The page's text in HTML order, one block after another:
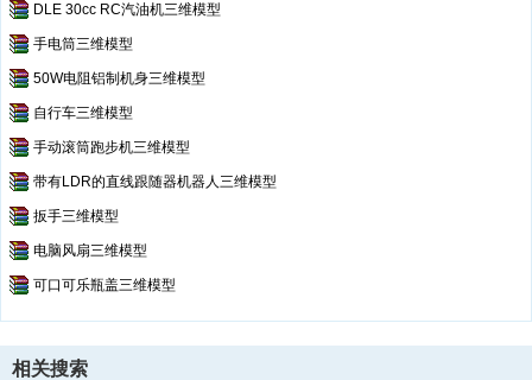
DLE 30cc RC汽油机三维模型
手电筒三维模型
50W电阻铝制机身三维模型
自行车三维模型
手动滚筒跑步机三维模型
带有LDR的直线跟随器机器人三维模型
扳手三维模型
电脑风扇三维模型
可口可乐瓶盖三维模型
相关搜索